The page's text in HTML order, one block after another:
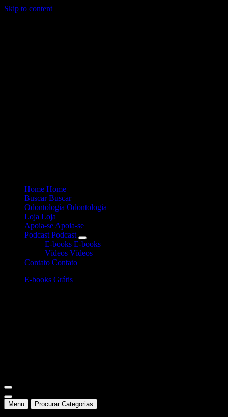
Skip to content
Home Home
Buscar Buscar
Odontologia Odontologia
Loja Loja
Apoia-se Apoia-se
Podcast Podcast
E-books E-books
Vídeos Vídeos
Contato Contato
E-books Grátis
Menu Procurar Categorias